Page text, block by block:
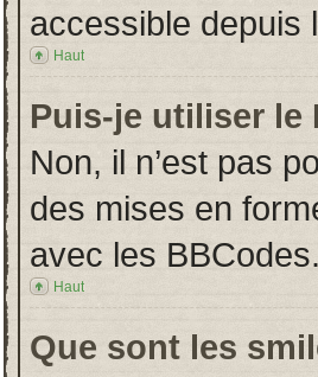
accessible depuis
Haut
Puis-je utiliser le
Non, il n’est pas
des mises en
avec les BBCodes.
Haut
Que sont les